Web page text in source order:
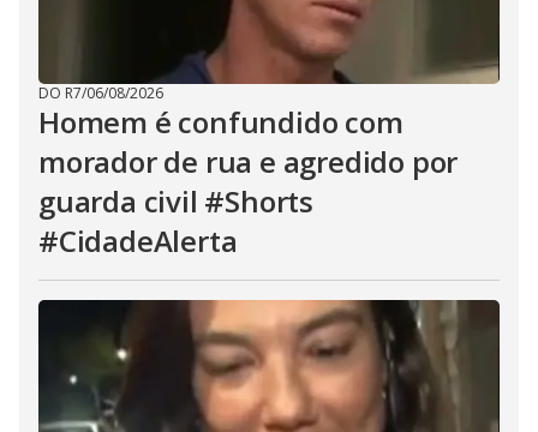
DO R7/06/08/2026
Homem é confundido com
morador de rua e agredido por
guarda civil #Shorts
#CidadeAlerta